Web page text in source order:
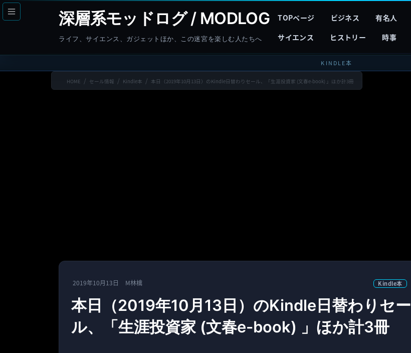
コ
ン
へ
ナ
ビ
ョ
深層系モッドログ / MODLOG
ライフ、サイエンス、ガジェットほか、この迷宮を楽しむ人たちへ
TOPページ ビジネス 有名人
サイエンス
ヒストリー 時事
KINDLE本
HOME セール情報 Kindle本 本日（2019年10月13日）のKindle日替わりセール、「生涯投資家 (文春e-book) 」ほか計3冊
2019年10月13日 M林檎 Kindle本
本日（2019年10月13日）のKindle日替わりセー
ル、「生涯投資家 (文春e-book) 」ほか計3冊